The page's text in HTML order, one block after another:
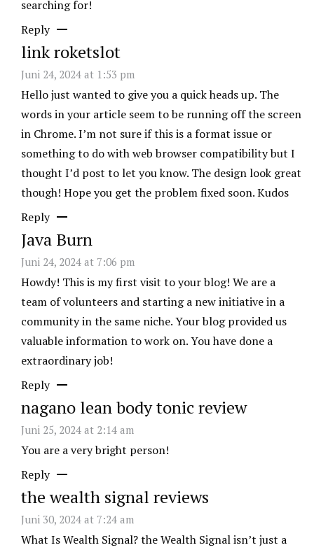
searching for!
Reply
link roketslot
Juni 24, 2024 at 1:53 pm
Hello just wanted to give you a quick heads up. The
words in your article seem to be running off the screen
in Chrome. I’m not sure if this is a format issue or
something to do with web browser compatibility but I
thought I’d post to let you know. The design look great
though! Hope you get the problem fixed soon. Kudos
Reply
Java Burn
Juni 24, 2024 at 7:06 pm
Howdy! This is my first visit to your blog! We are a
team of volunteers and starting a new initiative in a
community in the same niche. Your blog provided us
valuable information to work on. You have done a
extraordinary job!
Reply
nagano lean body tonic review
Juni 25, 2024 at 2:14 am
You are a very bright person!
Reply
the wealth signal reviews
Juni 30, 2024 at 7:24 am
What Is Wealth Signal? the Wealth Signal isn’t just a